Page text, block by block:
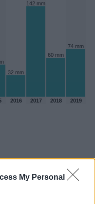
My Personal
32 mm
142 mm
60 mm
74 mm
2016 2017 2018 2019